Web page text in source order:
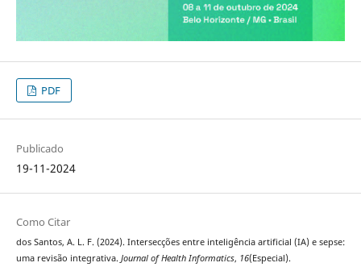
PDF
Publicado
19-11-2024
Como Citar
dos Santos, A. L. F. (2024). Intersecções entre inteligência artificial (IA) e sepse:
uma revisão integrativa. Journal of Health Informatics, 16(Especial).